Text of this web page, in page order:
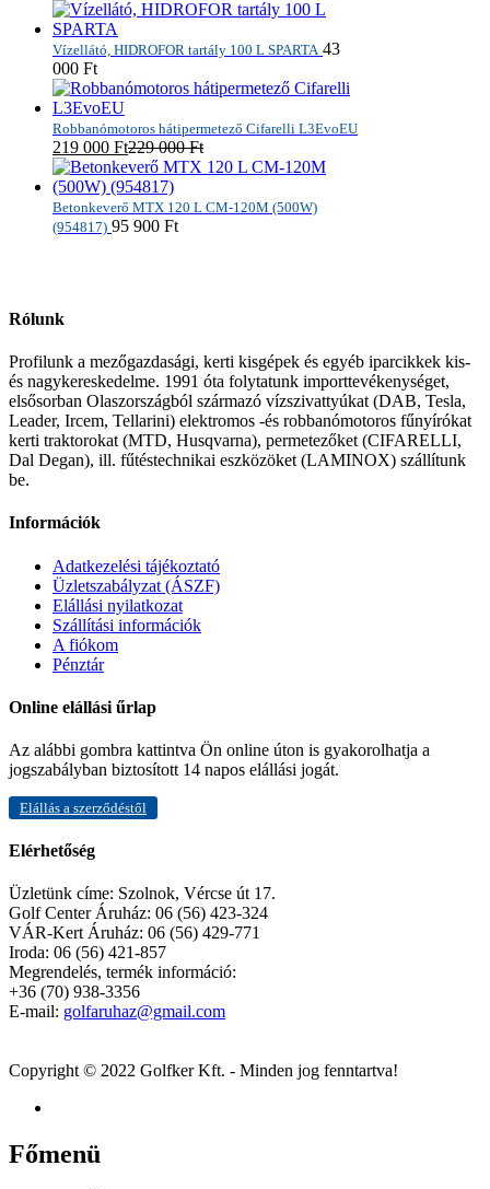
Vízellátó, HIDROFOR tartály 100 L SPARTA 43
000 Ft
Robbanómotoros hátipermetező Cifarelli L3EvoEU
219 000 Ft229 000Ft
Betonkeverő MTX 120 L CM-120M (500W)
(954817) 95 900 Ft
Rólunk
Profilunk a mezőgazdasági, kerti kisgépek és egyéb iparcikkek kis-
és nagykereskedelme. 1991 óta folytatunk importtevékenységet,
elsősorban Olaszországból származó vízszivattyúkat (DAB, Tesla,
Leader, Ircem, Tellarini) elektromos -és robbanómotoros fűnyírókat
kerti traktorokat (MTD, Husqvarna), permetezőket (CIFARELLI,
Dal Degan), ill. fűtéstechnikai eszközöket (LAMINOX) szállítunk
be.
Információk
Adatkezelési tájékoztató
Üzletszabályzat (ÁSZF)
Elállási nyilatkozat
Szállítási információk
A fiókom
Pénztár
Online elállási űrlap
Az alábbi gombra kattintva Ön online úton is gyakorolhatja a
jogszabályban biztosított 14 napos elállási jogát.
Elállás a szerződéstől
Elérhetőség
Üzletünk címe: Szolnok, Vércse út 17.
Golf Center Áruház: 06 (56) 423-324
VÁR-Kert Áruház: 06 (56) 429-771
Iroda: 06 (56) 421-857
Megrendelés, termék információ:
+36 (70) 938-3356
E-mail: golfaruhaz@gmail.com
Copyright © 2022 Golfker Kft. - Minden jog fenntartva!
Főmenü